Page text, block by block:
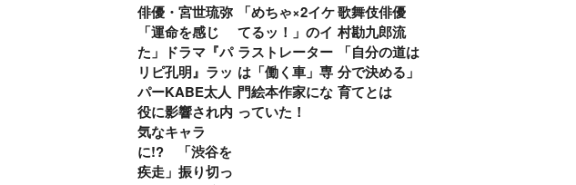
俳優・宮世琉弥
「運命を感じ
た」ドラマ『パ
リピ孔明』ラッ
パーKABE太人
役に影響され内
気なキャラ
に!? 「渋谷を
疾走」振り切っ
「めちゃ×2イケ
てるッ！」のイ
ラストレーター
は「働く車」専
門絵本作家にな
っていた！
歌舞伎俳優 中
村勘九郎流
「自分の道は自
分で決める」子
育てとは